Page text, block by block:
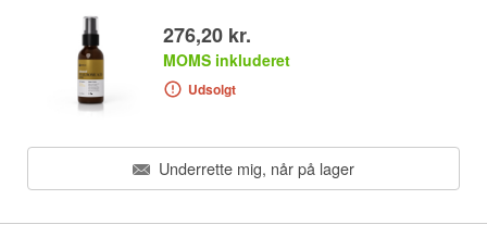
276,20 kr.
MOMS inkluderet
Udsolgt
Underrette mig, når på lager